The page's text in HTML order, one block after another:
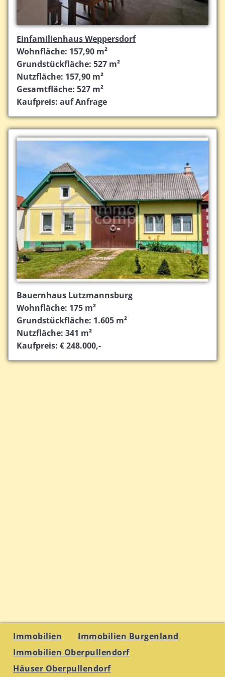
Einfamilienhaus Weppersdorf
Wohnfläche: 157,90 m²
Grundstückfläche: 527 m²
Nutzfläche: 157,90 m²
Gesamtfläche: 527 m²
Kaufpreis: auf Anfrage
Bauernhaus Lutzmannsburg
Wohnfläche: 175 m²
Grundstückfläche: 1.605 m²
Nutzfläche: 341 m²
Kaufpreis: € 248.000,-
Immobilien
Immobilien Burgenland
Immobilien Oberpullendorf
Häuser Oberpullendorf